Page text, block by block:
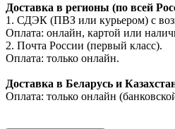
Доставка в регионы (по всей
1. СДЭК (ПВЗ или курьером) с
Оплата: онлайн, картой или
2. Почта России (первый класс).
Оплата: только онлайн.
Доставка в Беларусь и
Оплата: только онлайн